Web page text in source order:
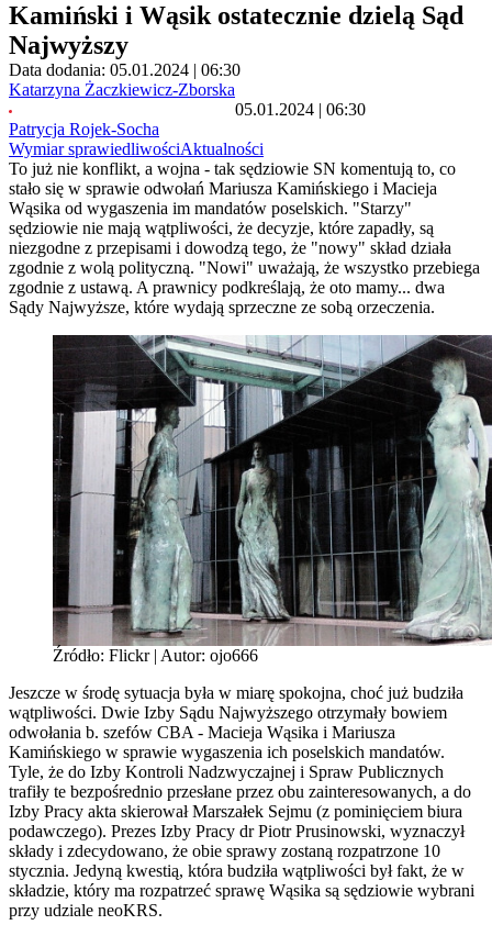
Kamiński i Wąsik ostatecznie dzielą Sąd
Najwyższy
Data dodania: 05.01.2024 | 06:30
Katarzyna Żaczkiewicz-Zborska
Patrycja Rojek-Socha
05.01.2024 | 06:30
Wymiar sprawiedliwościAktualności
To już nie konflikt, a wojna - tak sędziowie SN komentują to, co
stało się w sprawie odwołań Mariusza Kamińskiego i Macieja
Wąsika od wygaszenia im mandatów poselskich. "Starzy"
sędziowie nie mają wątpliwości, że decyzje, które zapadły, są
niezgodne z przepisami i dowodzą tego, że "nowy" skład działa
zgodnie z wolą polityczną. "Nowi" uważają, że wszystko przebiega
zgodnie z ustawą. A prawnicy podkreślają, że oto mamy... dwa
Sądy Najwyższe, które wydają sprzeczne ze sobą orzeczenia.
Źródło: Flickr | Autor: ojo666
Jeszcze w środę sytuacja była w miarę spokojna, choć już budziła
wątpliwości. Dwie Izby Sądu Najwyższego otrzymały bowiem
odwołania b. szefów CBA - Macieja Wąsika i Mariusza
Kamińskiego w sprawie wygaszenia ich poselskich mandatów.
Tyle, że do Izby Kontroli Nadzwyczajnej i Spraw Publicznych
trafiły te bezpośrednio przesłane przez obu zainteresowanych, a do
Izby Pracy akta skierował Marszałek Sejmu (z pominięciem biura
podawczego). Prezes Izby Pracy dr Piotr Prusinowski, wyznaczył
składy i zdecydowano, że obie sprawy zostaną rozpatrzone 10
stycznia. Jedyną kwestią, która budziła wątpliwości był fakt, że w
składzie, który ma rozpatrzeć sprawę Wąsika są sędziowie wybrani
przy udziale neoKRS.